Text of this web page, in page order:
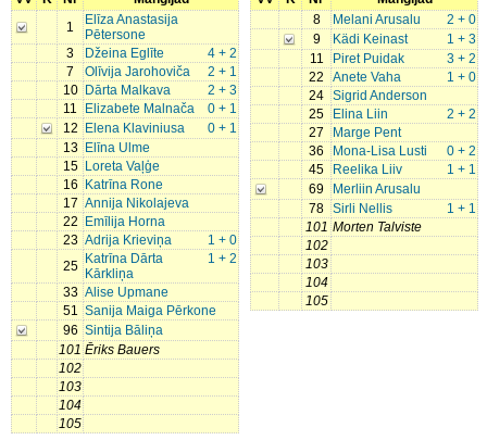
1
Elīza Anastasija
Pētersone
3
4 + 2
Džeina Eglīte
7
2 + 1
Olīvija Jarohoviča
10
2 + 3
Dārta Malkava
11
0 + 1
Elizabete Malnača
12
0 + 1
Elena Klaviniusa
13
Elīna Ulme
15
Loreta Vaļģe
16
Katrīna Rone
17 Annija Nikolajeva
22
Emīlija Horna
23
1 + 0
Adrija Krieviņa
25
1 + 2
Katrīna Dārta
Kārkliņa
33 Alise Upmane
51 Sanija Maiga Pērkone
96 Sintija Bāliņa
101 Ēriks Bauers
102
103
104
105
8
2 + 0
Melani Arusalu
9
1 + 3
Kädi Keinast
11
3 + 2
Piret Puidak
22
1 + 0
Anete Vaha
24 Sigrid Anderson
25
2 + 2
Elina Liin
27
Marge Pent
36
0 + 2
Mona-Lisa Lusti
45
1 + 1
Reelika Liiv
69
Merliin Arusalu
78
1 + 1
Sirli Nellis
101 Morten Talviste
102
103
104
105